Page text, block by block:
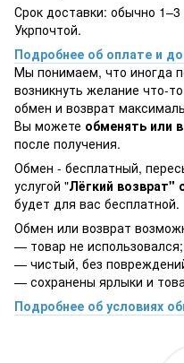
Срок доставки: обычно
Укрпочтой.
Подробнее об оплате и
Мы понимаем, что иногда
возникнуть желание что-
обмен и возврат
Вы можете обменять или
после получения.
Обмен - бесплатный,
услугой "Лёгкий
будет для вас бесплатной.
Обмен или возврат
— товар не использовался;
— чистый, без
— сохранены ярлыки и
Подробнее об условиях